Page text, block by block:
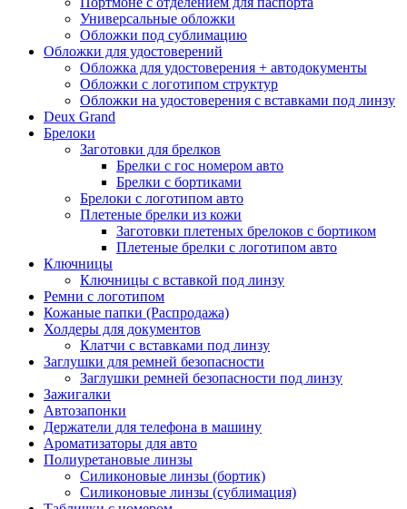
Универсальные обложки
Обложки под сублимацию
Обложки для удостоверений
Обложка для удостоверения + автодокументы
Обложки с логотипом структур
Обложки на удостоверения с вставками под линзу
Deux Grand
Брелоки
Заготовки для брелков
Брелки с гос номером авто
Брелки с бортиками
Брелоки с логотипом авто
Плетеные брелки из кожи
Заготовки плетеных брелоков с бортиком
Плетеные брелки с логотипом авто
Ключницы
Ключницы с вставкой под линзу
Ремни с логотипом
Кожаные папки (Распродажа)
Холдеры для документов
Клатчи с вставками под линзу
Заглушки для ремней безопасности
Заглушки ремней безопасности под линзу
Зажигалки
Автозапонки
Держатели для телефона в машину
Ароматизаторы для авто
Полиуретановые линзы
Силиконовые линзы (бортик)
Силиконовые линзы (сублимация)